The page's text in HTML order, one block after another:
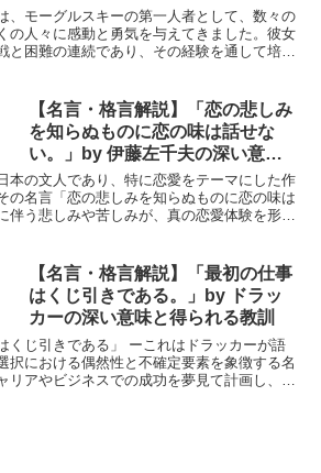
村愛子の深い意味と得られる教訓
、モーグルスキーの第一人者として、数々の
の人々に感動と勇気を与えてきました。彼女
と困難の連続であり、その経験を通して培わ
【名言・格言解説】「恋の悲しみ
を知らぬものに恋の味は話せな
い。」by 伊藤左千夫の深い意味
と得られる教訓
本の文人であり、特に恋愛をテーマにした作
の名言「恋の悲しみを知らぬものに恋の味は
伴う悲しみや苦しみが、真の恋愛体験を形成
【名言・格言解説】「最初の仕事
はくじ引きである。」by ドラッ
カーの深い意味と得られる教訓
くじ引きである」 ーこれはドラッカーが語
択における偶然性と不確定要素を象徴する名
リアやビジネスでの成功を夢見て計画し、慎